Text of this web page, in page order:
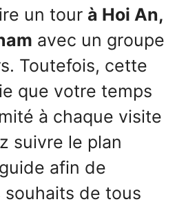
un tour à Hoi An,
avec un groupe
Toutefois, cette
que votre temps
à chaque visite
suivre le plan
afin de
souhaits de tous